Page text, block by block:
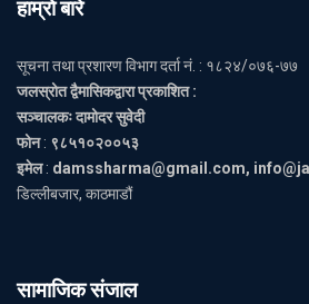
हाम्राे बारे
सूचना तथा प्रशारण विभाग दर्ता नं. : १८२४/०७६-७७
जलस्रोत द्वैमासिकद्वारा प्रकाशित :
सञ्चालकः दामोदर सुवेदी
फोन: ९८५१०२००५३
इमेल: damssharma@gmail.com,
डिल्लीबजार, काठमाडौं
सामाजिक संजाल